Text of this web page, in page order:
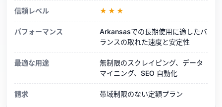
信頼レベル ★★★
パフォーマンス
Arkansasでの長期使用に適したバ
ランスの取れた速度と安定性
最適な用途
無制限のスクレイピング、データ
マイニング、SEO 自動化
請求 帯域制限のない定額プラン